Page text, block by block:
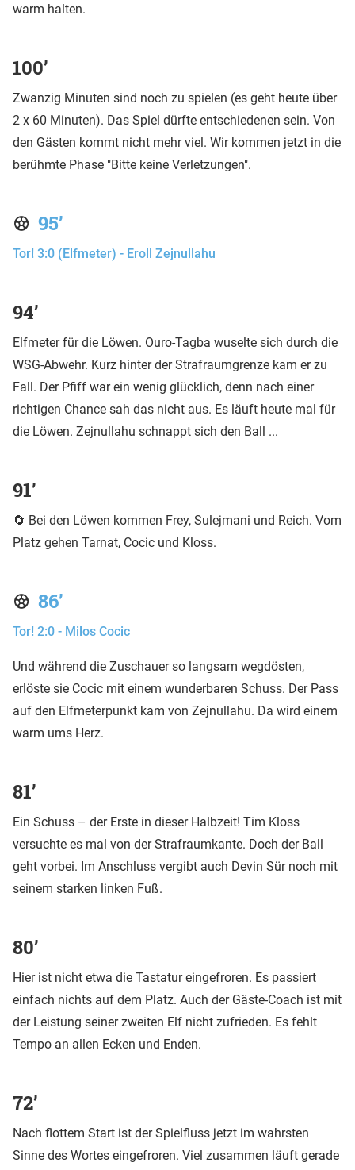
warm halten.
100’
Zwanzig Minuten sind noch zu spielen (es geht heute über
2 x 60 Minuten). Das Spiel dürfte entschiedenen sein. Von
den Gästen kommt nicht mehr viel. Wir kommen jetzt in die
berühmte Phase "Bitte keine Verletzungen".
95’
Tor! 3:0 (Elfmeter) - Eroll Zejnullahu
94’
Elfmeter für die Löwen. Ouro-Tagba wuselte sich durch die
WSG-Abwehr. Kurz hinter der Strafraumgrenze kam er zu
Fall. Der Pfiff war ein wenig glücklich, denn nach einer
richtigen Chance sah das nicht aus. Es läuft heute mal für
die Löwen. Zejnullahu schnappt sich den Ball ...
91’
🔄 Bei den Löwen kommen Frey, Sulejmani und Reich. Vom
Platz gehen Tarnat, Cocic und Kloss.
86’
Tor! 2:0 - Milos Cocic
Und während die Zuschauer so langsam wegdösten,
erlöste sie Cocic mit einem wunderbaren Schuss. Der Pass
auf den Elfmeterpunkt kam von Zejnullahu. Da wird einem
warm ums Herz.
81’
Ein Schuss – der Erste in dieser Halbzeit! Tim Kloss
versuchte es mal von der Strafraumkante. Doch der Ball
geht vorbei. Im Anschluss vergibt auch Devin Sür noch mit
seinem starken linken Fuß.
80’
Hier ist nicht etwa die Tastatur eingefroren. Es passiert
einfach nichts auf dem Platz. Auch der Gäste-Coach ist mit
der Leistung seiner zweiten Elf nicht zufrieden. Es fehlt
Tempo an allen Ecken und Enden.
72’
Nach flottem Start ist der Spielfluss jetzt im wahrsten
Sinne des Wortes eingefroren. Viel zusammen läuft gerade